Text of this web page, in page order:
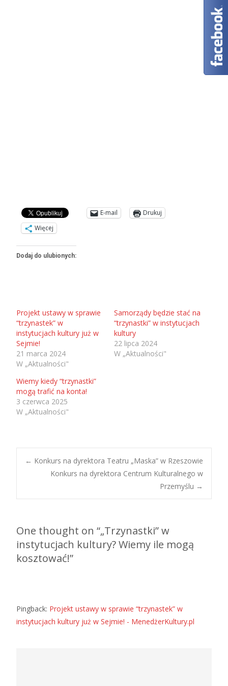
E-mail
Drukuj
Więcej
Dodaj do ulubionych:
Projekt ustawy w sprawie
“trzynastek” w
instytucjach kultury już w
Sejmie!
21 marca 2024
W „Aktualności"
Samorządy będzie stać na
“trzynastki” w instytucjach
kultury
22 lipca 2024
W „Aktualności"
Wiemy kiedy “trzynastki”
mogą trafić na konta!
3 czerwca 2025
W „Aktualności"
Post
navigation
← Konkurs na dyrektora Teatru „Maska” w Rzeszowie
Konkurs na dyrektora Centrum Kulturalnego w
Przemyślu →
One thought on “„Trzynastki” w
instytucjach kultury? Wiemy ile mogą
kosztować!”
Pingback: Projekt ustawy w sprawie “trzynastek” w
instytucjach kultury już w Sejmie! - MenedżerKultury.pl